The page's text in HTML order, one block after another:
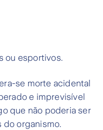
ou esportivos.
se morte acidental
e imprevisível
que não poderia ser
do organismo.